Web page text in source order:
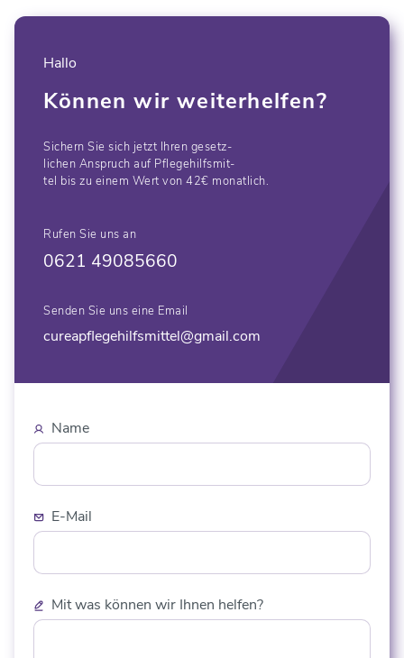
Hallo
Können wir weiterhelfen?
Sichern Sie sich jetzt Ihren gesetz-
lichen Anspruch auf Pflegehilfsmit-
tel bis zu einem Wert von 42€ monatlich.
Rufen Sie uns an
0621 49085660
Senden Sie uns eine Email
cureapflegehilfsmittel@gmail.com
Name
E-Mail
Mit was können wir Ihnen helfen?